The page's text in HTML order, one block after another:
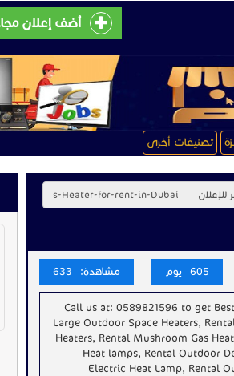
أضف إعلان مجانى
تصنيفات أخرى
للإعلان
605 يوم مشاهدة: 633
Call us at: 0589821596 to get
Large Outdoor Space Heaters,
Heaters, Rental Mushroom Gas
Heat lamps, Rental Outdoor
Electric Heat Lamp, Rental